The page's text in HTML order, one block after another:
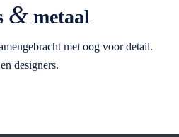
&metaal
met oog voor detail.
designers.